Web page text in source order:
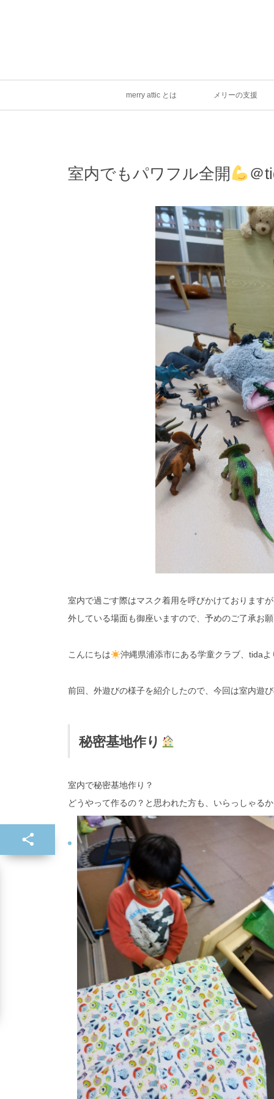
merry attic とは メリーの支援
室内でもパワフル全開 ＠
室内で過ごす際はマスク着用を呼びかけております
外している場面も御座いますので、予めのご了承お
こんにちは 沖縄県浦添市にある学童クラブ、tida
前回、外遊びの様子を紹介したので、今回は室内遊
秘密基地作り
室内で秘密基地作り？
どうやって作るの？と思われた方も、いらっしゃる